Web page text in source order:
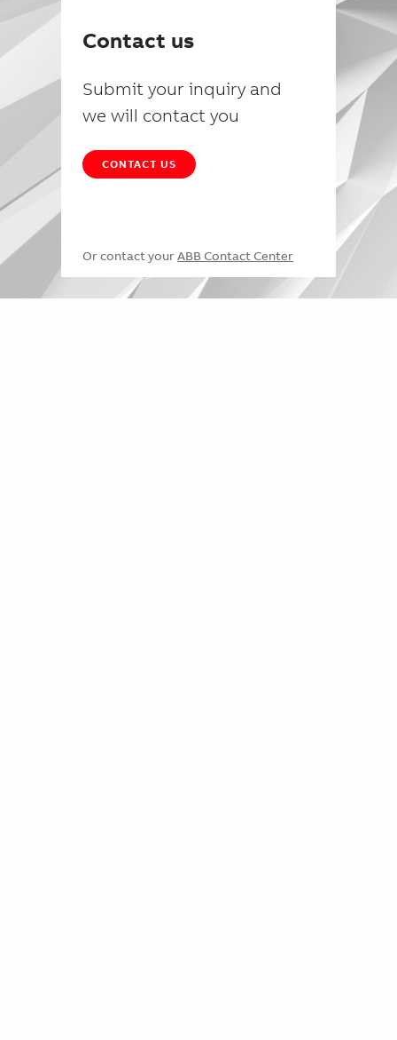
Contact us
Submit your inquiry and
we will contact you
CONTACT US
Or contact your ABB Contact Center